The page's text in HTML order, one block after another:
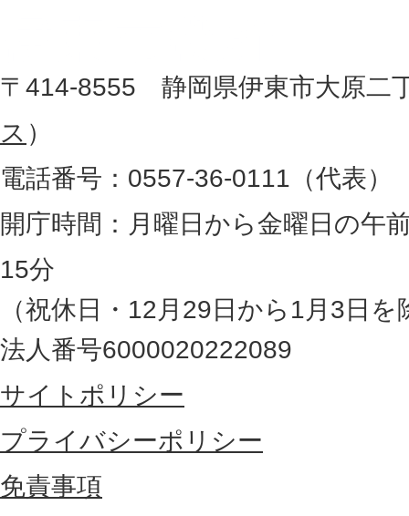
地
図
。
静
岡
県
の
最
東
部
に
置
所
〒414-8555 静岡県伊東市大原二
ス ）
電話番号：0557-36-0111（代表）
開庁時間：月曜日から金曜日の午
15分
（祝休日・12月29日から1月3日を
法人番号6000020222089
サイトポリシー
プライバシーポリシー
免責事項